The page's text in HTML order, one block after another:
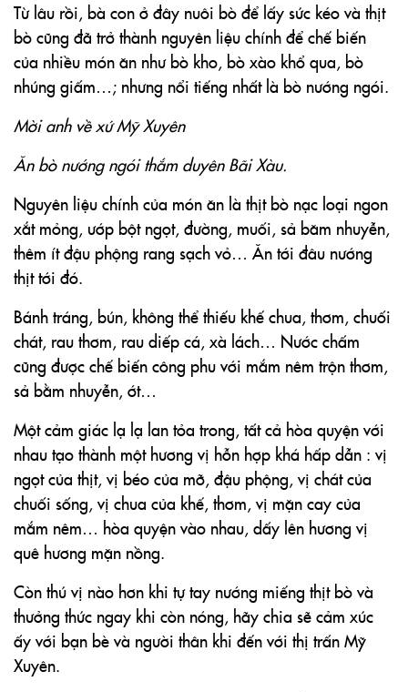
Từ lâu rồi, bà con ở đây nuôi bò để lấy sức kéo và thịt
bò cũng đã trở thành nguyên liệu chính để chế biến
của nhiều món ăn như bò kho, bò xào khổ qua, bò
nhúng giấm…; nhưng nổi tiếng nhất là bò nướng ngói.
Mời anh về xứ Mỹ Xuyên
Ăn bò nướng ngói thắm duyên Bãi Xàu.
Nguyên liệu chính của món ăn là thịt bò nạc loại ngon
xắt mỏng, ướp bột ngọt, đường, muối, sả băm nhuyễn,
thêm ít đậu phộng rang sạch vỏ… Ăn tới đâu nướng
thịt tới đó.
Bánh tráng, bún, không thể thiếu khế chua, thơm, chuối
chát, rau thơm, rau diếp cá, xà lách… Nước chấm
cũng được chế biến công phu với mắm nêm trộn thơm,
sả bằm nhuyễn, ớt…
Một cảm giác lạ lạ lan tỏa trong, tất cả hòa quyện với
nhau tạo thành một hương vị hỗn hợp khá hấp dẫn : vị
ngọt của thịt, vị béo của mỡ, đậu phộng, vị chát của
chuối sống, vị chua của khế, thơm, vị mặn cay của
mắm nêm… hòa quyện vào nhau, dấy lên hương vị
quê hương mặn nồng.
Còn thú vị nào hơn khi tự tay nướng miếng thịt bò và
thưởng thức ngay khi còn nóng, hãy chia sẽ cảm xúc
ấy với bạn bè và người thân khi đến với thị trấn Mỹ
Xuyên.